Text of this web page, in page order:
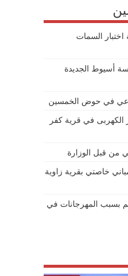
السمات
أسيوط الجديدة
في حوض الخمسين
في قرية كفر
من قبل الوزارة
خاصتي بقرية زاوية
بسبب المهرجانات في